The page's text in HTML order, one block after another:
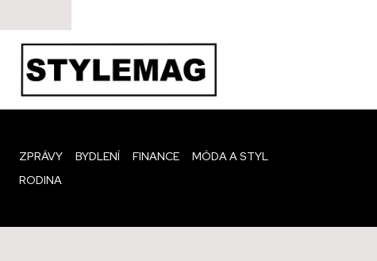
ZPRÁVY BYDLENÍ FINANCE
MÓDA A STYL
RODINA